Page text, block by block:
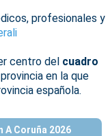
profesionales y
centro del cuadro
en la que
española.
A Coruña 2026